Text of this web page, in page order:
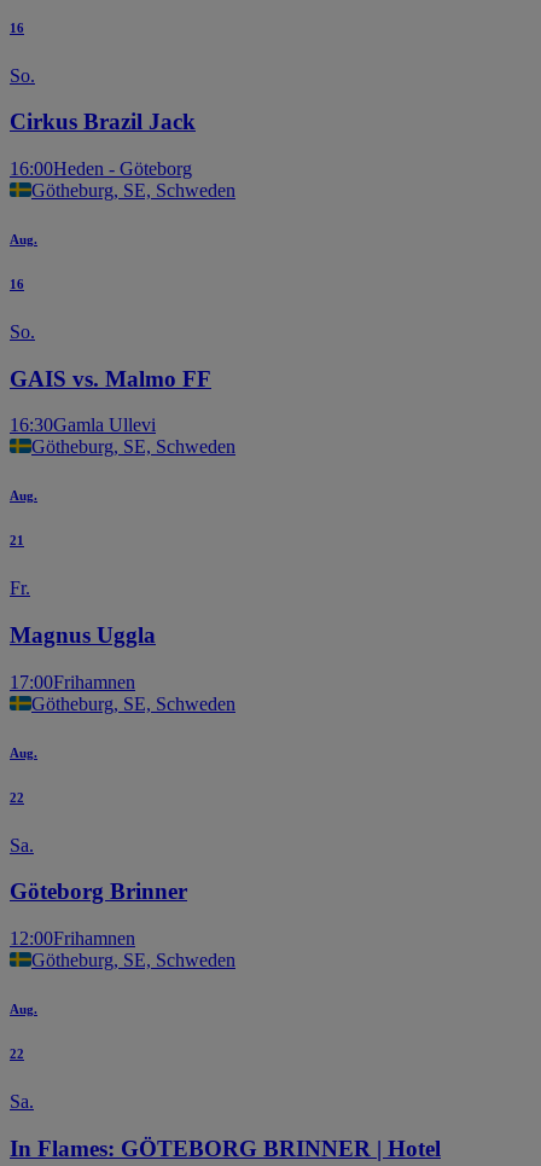
16
So.
Cirkus Brazil Jack
16:00Heden - Göteborg
Götheburg, SE, Schweden
Aug.
16
So.
GAIS vs. Malmo FF
16:30Gamla Ullevi
Götheburg, SE, Schweden
Aug.
21
Fr.
Magnus Uggla
17:00Frihamnen
Götheburg, SE, Schweden
Aug.
22
Sa.
Göteborg Brinner
12:00Frihamnen
Götheburg, SE, Schweden
Aug.
22
Sa.
In Flames: GÖTEBORG BRINNER | Hotel